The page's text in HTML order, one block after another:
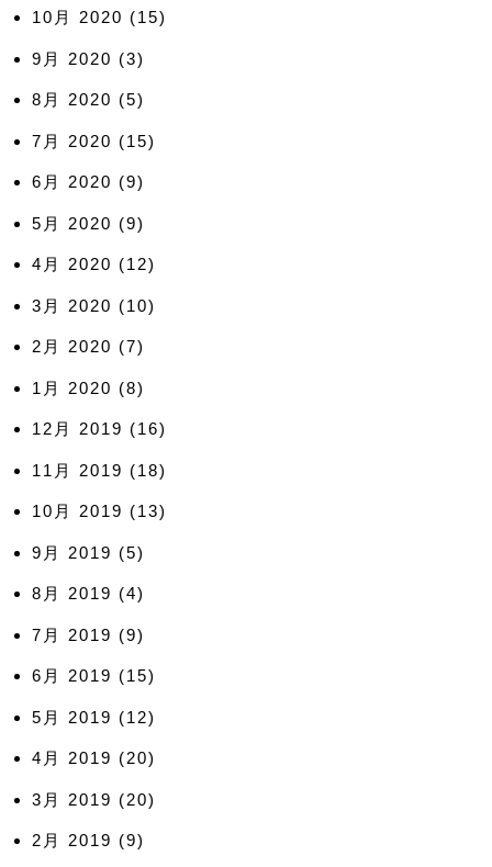
10月 2020 (15)
9月 2020 (3)
8月 2020 (5)
7月 2020 (15)
6月 2020 (9)
5月 2020 (9)
4月 2020 (12)
3月 2020 (10)
2月 2020 (7)
1月 2020 (8)
12月 2019 (16)
11月 2019 (18)
10月 2019 (13)
9月 2019 (5)
8月 2019 (4)
7月 2019 (9)
6月 2019 (15)
5月 2019 (12)
4月 2019 (20)
3月 2019 (20)
2月 2019 (9)